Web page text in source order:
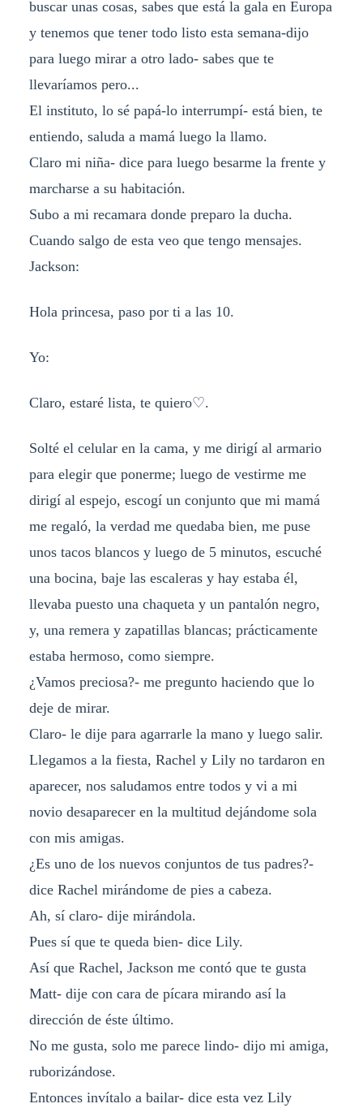
buscar unas cosas, sabes que está la gala en Europa
y tenemos que tener todo listo esta semana-dijo
para luego mirar a otro lado- sabes que te
llevaríamos pero...
El instituto, lo sé papá-lo interrumpí- está bien, te
entiendo, saluda a mamá luego la llamo.
Claro mi niña- dice para luego besarme la frente y
marcharse a su habitación.
Subo a mi recamara donde preparo la ducha.
Cuando salgo de esta veo que tengo mensajes.
Jackson:
Hola princesa, paso por ti a las 10.
Yo:
Claro, estaré lista, te quiero♡.
Solté el celular en la cama, y me dirigí al armario
para elegir que ponerme; luego de vestirme me
dirigí al espejo, escogí un conjunto que mi mamá
me regaló, la verdad me quedaba bien, me puse
unos tacos blancos y luego de 5 minutos, escuché
una bocina, baje las escaleras y hay estaba él,
llevaba puesto una chaqueta y un pantalón negro,
y, una remera y zapatillas blancas; prácticamente
estaba hermoso, como siempre.
¿Vamos preciosa?- me pregunto haciendo que lo
deje de mirar.
Claro- le dije para agarrarle la mano y luego salir.
Llegamos a la fiesta, Rachel y Lily no tardaron en
aparecer, nos saludamos entre todos y vi a mi
novio desaparecer en la multitud dejándome sola
con mis amigas.
¿Es uno de los nuevos conjuntos de tus padres?-
dice Rachel mirándome de pies a cabeza.
Ah, sí claro- dije mirándola.
Pues sí que te queda bien- dice Lily.
Así que Rachel, Jackson me contó que te gusta
Matt- dije con cara de pícara mirando así la
dirección de éste último.
No me gusta, solo me parece lindo- dijo mi amiga,
ruborizándose.
Entonces invítalo a bailar- dice esta vez Lily